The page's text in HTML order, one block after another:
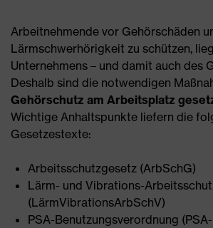
Arbeitnehmende vor Gehörschäden
Lärmschwerhörigkeit zu schützen,
Unternehmens – und damit auch des
Deshalb sind die notwendigen
Gehörschutz am Arbeitsplatz
Wichtige Anhaltspunkte liefern die
Gesetzestexte:
Arbeitsschutzgesetz (ArbSchG)
Lärm- und Vibrations-
(LärmVibrationsArbSchV)
PSA-Benutzungsverordnung